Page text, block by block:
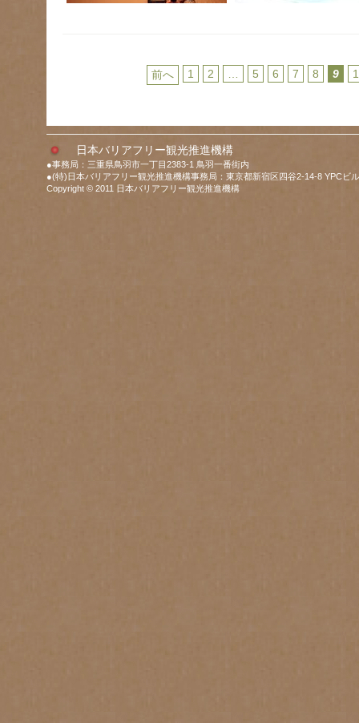
前へ 1 2 5 6 7 8 9
日本バリアフリー観光推進機構
●事務局：三重県鳥羽市一丁目2383-1 鳥羽一番街内
●(特)日本バリアフリー観光推進機構事務局：東京都新宿区四谷2-14-8 YPCビ
Copyright © 2011 日本バリアフリー観光推進機構